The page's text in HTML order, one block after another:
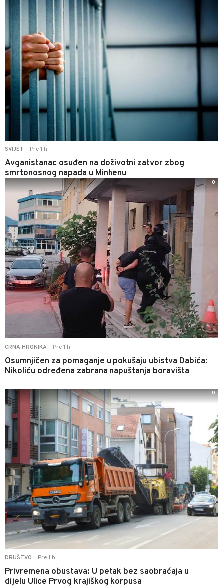
SVIJET Pre 1 h
Avganistanac osuđen na doživotni zatvor zbog
smrtonosnog napada u Minhenu
CRNA HRONIKA Pre 1 h
Osumnjičen za pomaganje u pokušaju ubistva Dabića:
Nikoliću određena zabrana napuštanja boravišta
0
DRUŠTVO Pre 1 h
Privremena obustava: U petak bez saobraćaja u
dijelu Ulice Prvog krajiškog korpusa
0